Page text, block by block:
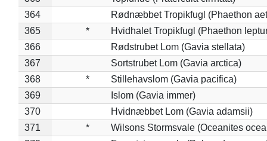
364
Rødnæbbet Tropikfugl (Phaethon
365
*
Hvidhalet Tropikfugl (Phaethon
366
Rødstrubet Lom (Gavia stellata)
367
Sortstrubet Lom (Gavia arctica)
368
*
Stillehavslom (Gavia pacifica)
369
Islom (Gavia immer)
370
Hvidnæbbet Lom (Gavia adamsii)
371
*
Wilsons Stormsvale (Oceanites